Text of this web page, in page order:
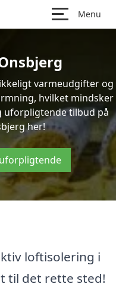
Menu
varmeudgifter og
hvilket mindsker
uforpligtende tilbud på
her!
loftisolering i
til det rette sted!